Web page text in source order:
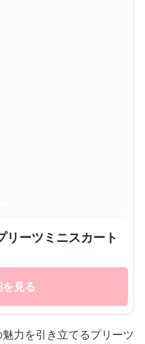
リーツミニスカート
見る
力を引き立てるプリーツ